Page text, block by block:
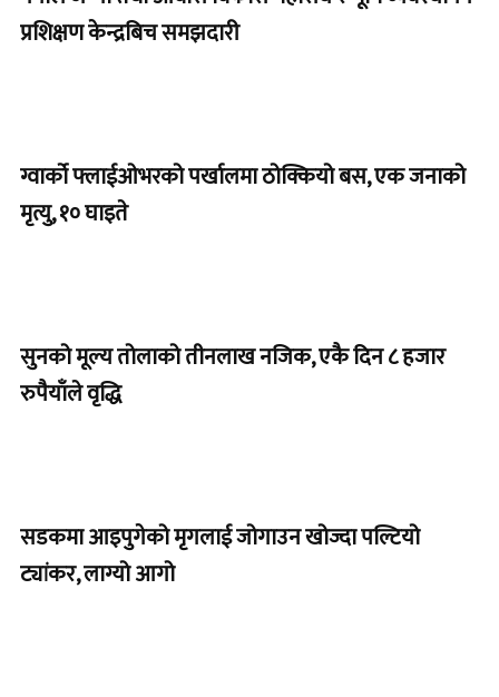
प्रशिक्षण केन्द्रबिच समझदारी
ग्वार्को फ्लाईओभरको पर्खालमा ठोक्कियो बस, एक जनाको
मृत्यु, १० घाइते
सुनको मूल्य तोलाको तीनलाख नजिक, एकै दिन ८ हजार
रुपैयाँले वृद्धि
सडकमा आइपुगेको मृगलाई जोगाउन खोज्दा पल्टियो
ट्यांकर, लाग्यो आगो